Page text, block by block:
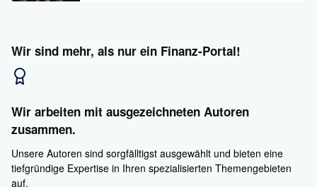
Wir sind mehr, als nur ein Finanz-Portal!
Wir arbeiten mit ausgezeichneten Autoren
zusammen.
Unsere Autoren sind sorgfälltigst ausgewählt und bieten eine
tiefgründige Expertise in Ihren spezialisierten Themengebieten
auf.